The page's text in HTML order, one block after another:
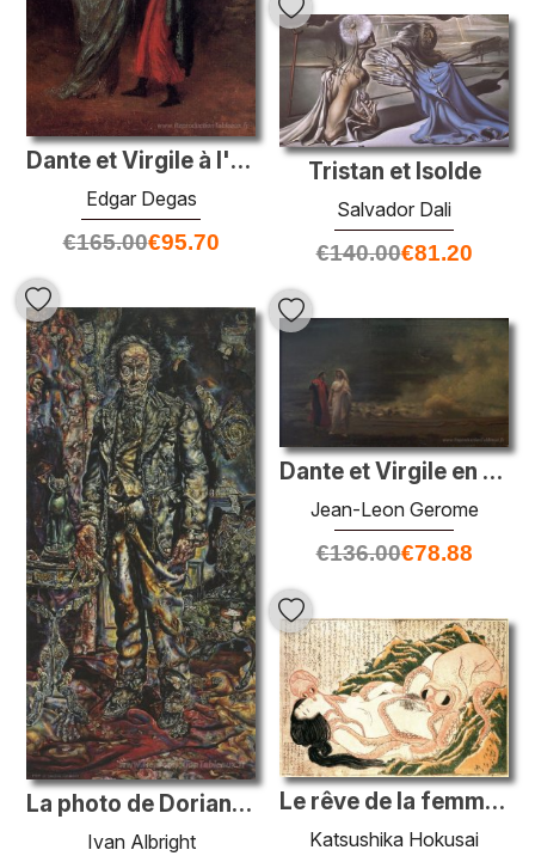
Dante et Virgile à l'entrée de l'enfer
Edgar Degas
€165.00€95.70
Tristan et Isolde
Salvador Dali
€140.00€81.20
La photo de Dorian Gray
Ivan Albright
Dante et Virgile en enfer
Jean-Leon Gerome
€136.00€78.88
Le rêve de la femme du pêcheur
Katsushika Hokusai